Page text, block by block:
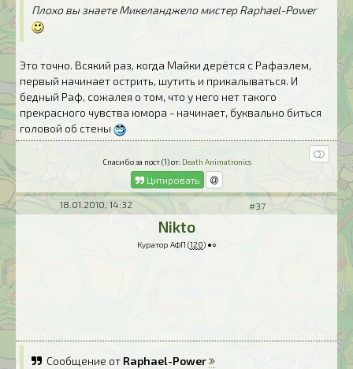
Плохо вы знаете Микеланджело мистер Raphael-Power
Это точно. Всякий раз, когда Майки дерётся с Рафаэлем,
первый начинает острить, шутить и прикалываться. И
бедный Раф, сожалея о том, что у него нет такого
прекрасного чувства юмора - начинает, буквально биться
головой об стены
Спасибо за пост (1) от: Death Animatronics
Цитировать
18.01.2010, 14:32 #37
Nikto
Куратор АФП (120) ●○
Сообщение от Raphael-Power